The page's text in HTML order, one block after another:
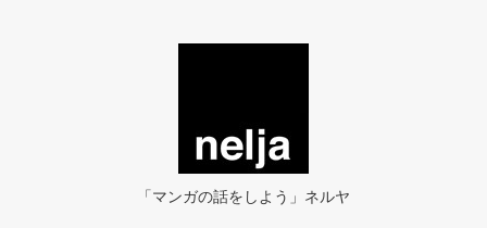
「マンガの話をしよう」ネルヤ